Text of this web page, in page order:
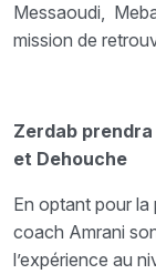
Messaoudi,
mission de
Zerdab
et Dehouche
En optant pour la
coach Amrani
l’expérience au